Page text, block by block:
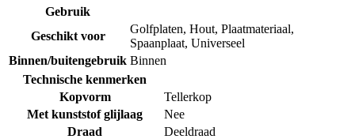
Gebruik
Geschikt voor
Golfplaten, Hout, Plaatmateriaal,
Spaanplaat, Universeel
Binnen/buitengebruik Binnen
Technische kenmerken
Kopvorm
Tellerkop
Met kunststof glijlaag
Nee
Draad
Deeldraad